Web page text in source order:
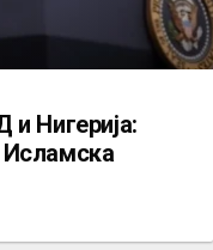
и Нигерија:
Исламска